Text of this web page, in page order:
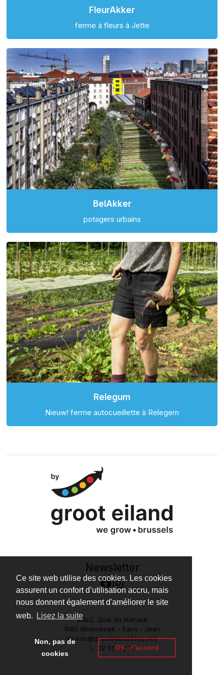
Ce site web utilise des cookies. Les cookies
assurent un confort d’utilisation accru, mais
nous donnent également d'améliorer le site
web.
Lisez la suite
Non, pas de
cookies
OK, d'accord
FleurAkker
ferme à fleurs à Jette
BelAkker
potagers urbains
Relegum
Nieuw! ferme autocueillette à Relegem
Newsletter
29b2, Quai du Hainaut
1080 Molenbeek - Saint - Jean
info@grooteiland.brussels
02 511 72 10